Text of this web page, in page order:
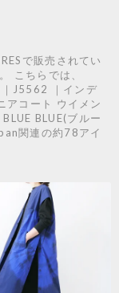
で販売されてい
こちらでは、
｜J5562 ｜インデ
アコート ウイメン
BLUE(ブルー
関連の約78アイ